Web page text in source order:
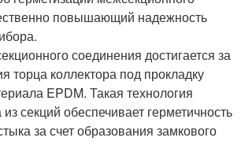
повышающий надежность
соединения достигается за
торца коллектора под прокладку
EPDM. Такая технология
секций обеспечивает герметичность
за счет образования замкового